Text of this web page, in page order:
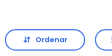
Ordenar